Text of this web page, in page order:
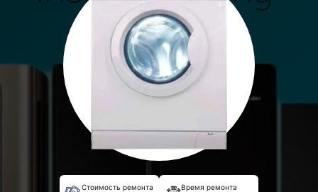
Стоимость ремонта Время ремонта